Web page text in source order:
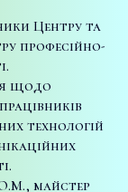
Центру та
професійно-
щодо
технологій
майстер